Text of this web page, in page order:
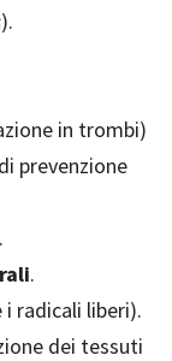
).
in trombi)
prevenzione
.
radicali liberi).
dei tessuti